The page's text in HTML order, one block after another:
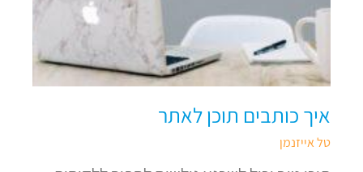
איך כותבים תוכן לאתר
טל אייזנמן